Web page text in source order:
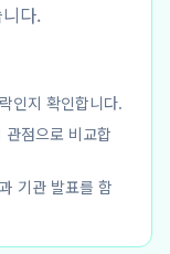
다.
인지 확인합니다.
점으로 비교합
기관 발표를 함